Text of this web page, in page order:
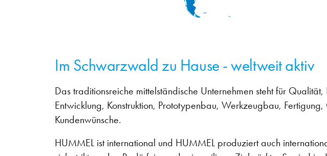
Im Schwarzwald zu Hause - weltweit aktiv
Das traditionsreiche mittelständische Unternehmen steht für
Entwicklung, Konstruktion, Prototypenbau, Werkzeugbau,
Kundenwünsche.
HUMMEL ist international und HUMMEL produziert auch